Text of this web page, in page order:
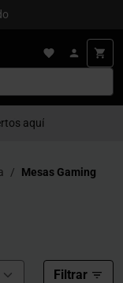
5
aquí
Mesas Gaming
Filtrar